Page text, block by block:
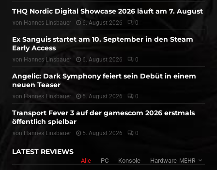
THQ Nordic Digital Showcase 2026 läuft am 7. August
von Hannes Linsbauer 6. August 2026 0
Ex Sanguis startet am 10. September in den Steam
Early Access
von Hannes Linsbauer 6. August 2026 0
Angelic: Dark Symphony feiert sein Debüt in einem
neuen Teaser
von Hannes Linsbauer 5. August 2026 0
Transport Fever 3 auf der gamescom 2026 erstmals
öffentlich spielbar
von Hannes Linsbauer 5. August 2026 0
LATEST REVIEWS
Alle PC Konsole Hardware MEHR